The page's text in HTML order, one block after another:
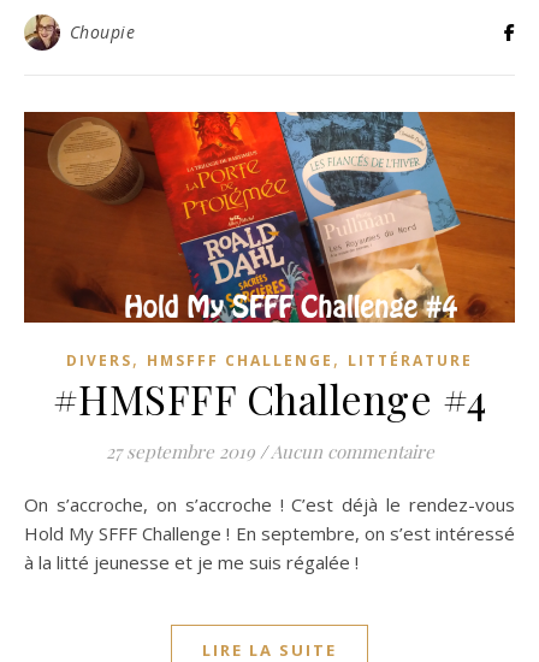
Choupie
DIVERS, HMSFFF CHALLENGE , LITTÉRATURE
#HMSFFF Challenge #4
27 septembre 2019 / Aucun commentaire
On s’accroche, on s’accroche ! C’est déjà le rendez-vous
Hold My SFFF Challenge ! En septembre, on s’est intéressé
à la litté jeunesse et je me suis régalée !
LIRE LA SUITE